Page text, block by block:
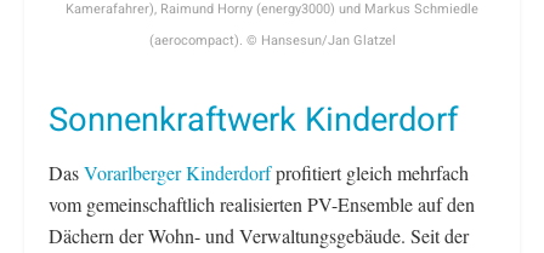
Kamerafahrer), Raimund Horny (energy3000) und Markus Schmiedle
(aerocompact). © Hansesun/Jan Glatzel
Sonnenkraftwerk Kinderdorf
DasVorarlberger Kinderdorfprofitiert gleich mehrfach
vom gemeinschaftlich realisierten PV-Ensemble auf den
Dächern der Wohn- und Verwaltungsgebäude. Seit der